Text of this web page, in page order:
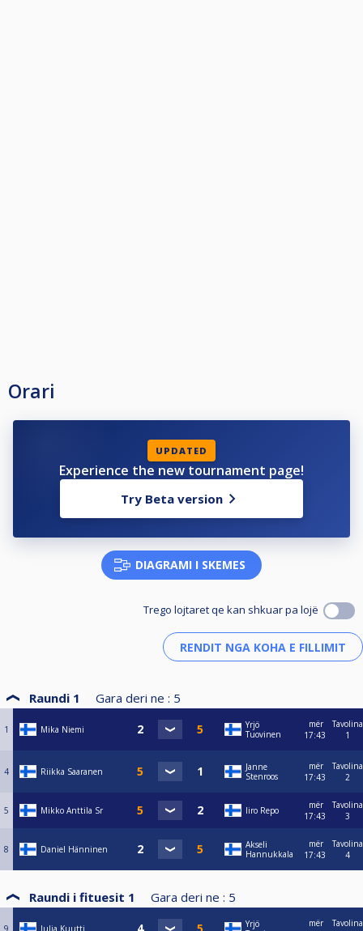
Orari
UPDATED
Experience the new tournament page!
Try Beta version
DIAGRAMI I SKEMES
Trego lojtaret qe kan shkuar pa lojë
Raundi 1 Gara deri ne : 5
1 Mika Niemi
Yrjö
Tuovinen
mër
17:43
Tavolina
1
4 Riikka Saaranen
Janne
Stenroos
mër
17:43
Tavolina
2
5 Mikko Anttila Sr Iiro Repo
mër
17:43
Tavolina
3
8 Daniel Hänninen
Akseli
Hannukkala
mër
17:43
Tavolina
4
Raundi i fituesit 1 Gara deri ne : 5
9 Julia Kuutti
Yrjö
mër
Tavolina